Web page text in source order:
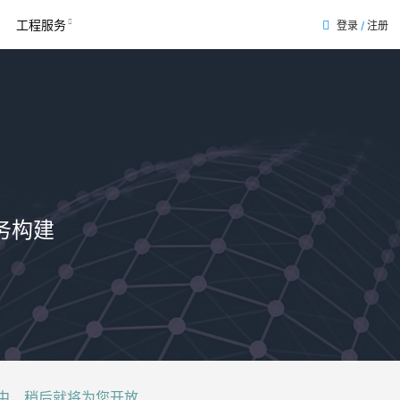
工程服务 登录 / 注册
构建